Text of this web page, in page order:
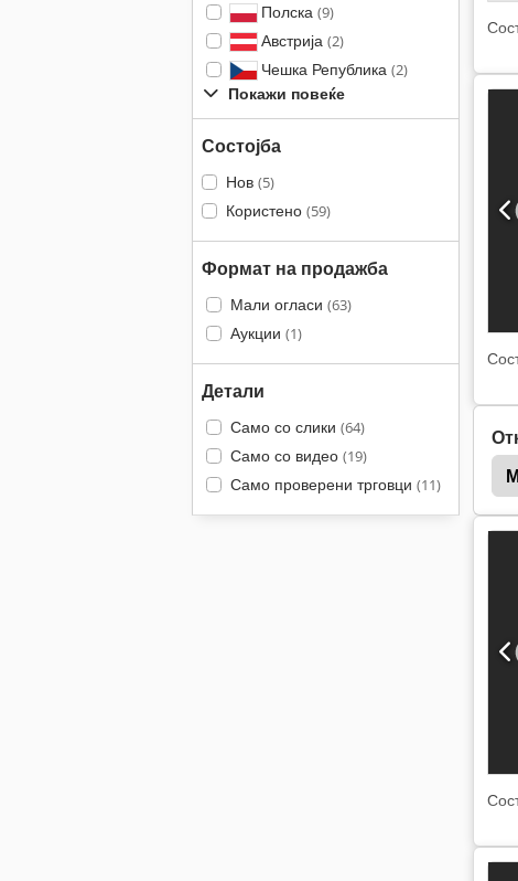
Полска (9)
Австрија (2)
Чешка Република (2)
Покажи повеќе
Состојба
Нов (5)
Користено (59)
Формат на продажба
Мали огласи (63)
Аукции (1)
Детали
Само со слики (64)
Само со видео (19)
Само проверени трговци (11)
Heidelberg Heidelberg Ksba